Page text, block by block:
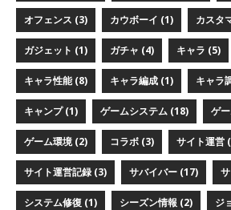
オフェンス (3) カウボーイ (1) カスタ
ガジェット (1) ガチャ (4) キャラ (5)
キャラ性能 (8) キャラ編成 (1) キャラ
キャンプ (1) ゲームシステム (18) ゲ
ゲーム環境 (2) コラボ (3) サイト運営
サイト運営記録 (3) サバイバー (17)
システム修復 (1) シーズン情報 (2) ジ